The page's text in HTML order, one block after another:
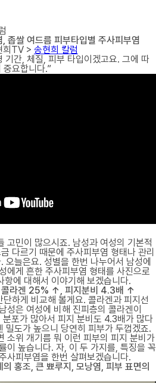
좁쌀 여드름 피부타입별 주사피부염
희TV > 송현희 칼럼
기간, 체질, 피부 타입이겠고요. 그에 따
중요합니다.”
고민이 많으시죠. 남성과 여성의 기본적
다르기 때문에 주사피부염 형태나 관리
오늘은요. 성별을 한번 나누어서 남성에
에게 흔한 주사피부염 형태를 사진으로
항에 대해서 이야기해 보겠습니다.
콜라겐 25% ↑, 피지분비 4.3배 ↑
하게 비교해 볼게요. 콜라겐과 피지선
성은 여성에 비해 진피층의 콜라겐이
포가 많아서 피지 분비도 4.3배가 많다
밀도가 높으니 당연히 피부가 두껍겠죠.
소위 개기름 뭐 이런 피부의 피지 분비가
이 높습니다. 자, 이 두 가지를, 특징을 꼭
사피부염을 한번 살펴보겠습니다.
홍조, 큰 뾰루지, 모낭염, 피부 표면의